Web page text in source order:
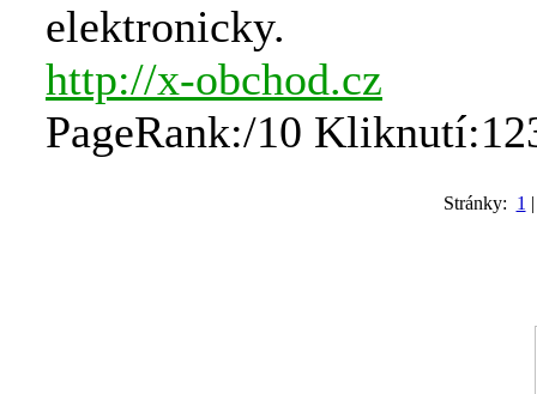
elektronicky.
http://x-obchod.cz
PageRank:/10
Stránky: 1